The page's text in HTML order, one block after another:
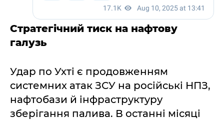
Стратегічний тиск на нафтову
галузь
Удар по Ухті є продовженням
системних атак ЗСУ на російські НПЗ,
нафтобази й інфраструктуру
зберігання палива. В останні місяці